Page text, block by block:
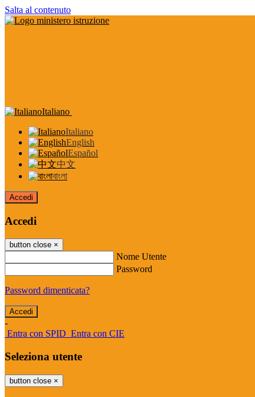
Salta al contenuto
Italiano
Italiano
English
Español
中文
বাংলা
Accedi
Accedi
button close ×
Nome Utente
Password
Password dimenticata?
-
Entra con SPID Entra con CIE
Seleziona utente
button close ×